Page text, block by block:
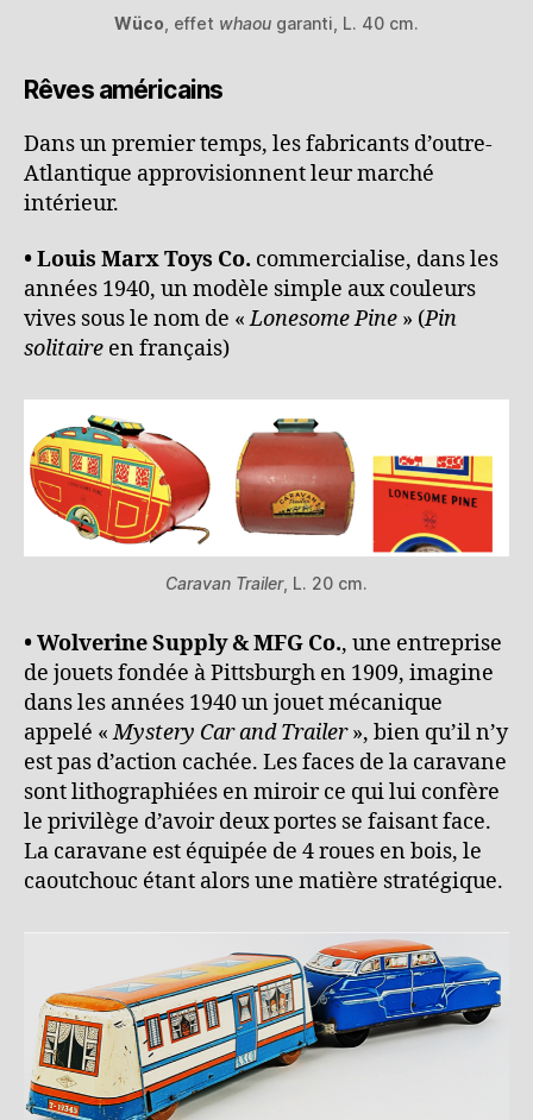
Wüco , effet whaou garanti, L. 40 cm.
Rêves américains
Dans un premier temps, les fabricants d’outre-
Atlantique approvisionnent leur marché
intérieur.
• Louis Marx Toys Co. commercialise, dans les
années 1940, un modèle simple aux couleurs
vives sous le nom de «Lonesome Pine » (Pin
solitaire en français)
Caravan Trailer, L. 20 cm.
• Wolverine Supply & MFG Co., une entreprise
de jouets fondée à Pittsburgh en 1909, imagine
dans les années 1940 un jouet mécanique
appelé «Mystery Car and Trailer», bien qu’il n’y
est pas d’action cachée. Les faces de la caravane
sont lithographiées en miroir ce qui lui confère
le privilège d’avoir deux portes se faisant face.
La caravane est équipée de 4 roues en bois, le
caoutchouc étant alors une matière stratégique.